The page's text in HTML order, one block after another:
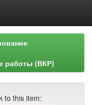
работы (ВКР)
to this item: